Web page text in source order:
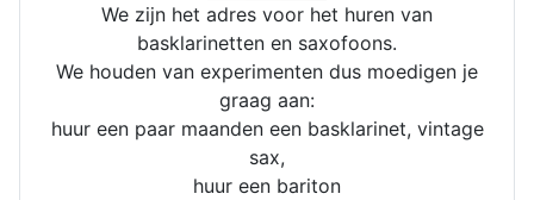
We zijn het adres voor het huren van
basklarinetten en saxofoons.
We houden van experimenten dus moedigen je
graag aan:
huur een paar maanden een basklarinet, vintage
sax,
huur een bariton